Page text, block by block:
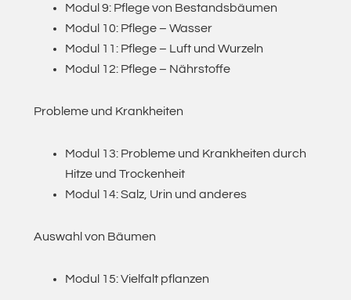
Modul 9: Pflege von Bestandsbäumen
Modul 10: Pflege – Wasser
Modul 11: Pflege – Luft und Wurzeln
Modul 12: Pflege – Nährstoffe
Probleme und Krankheiten
Modul 13: Probleme und Krankheiten durch
Hitze und Trockenheit
Modul 14: Salz, Urin und anderes
Auswahl von Bäumen
Modul 15: Vielfalt pflanzen